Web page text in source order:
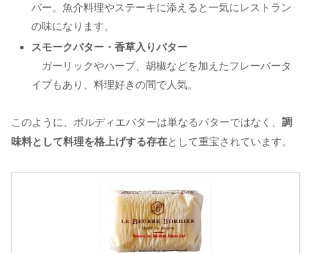
バー。魚介料理やステーキに添えると一気にレストラン
の味になります。
スモークバター・香草入りバター
ガーリックやハーブ、胡椒などを加えたフレーバータ
イプもあり、料理好きの間で人気。
このように、ボルディエバターは単なるバターではなく、 調
味料として料理を格上げする存在として重宝されています。